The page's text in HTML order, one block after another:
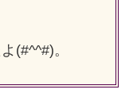
(#^^#)。